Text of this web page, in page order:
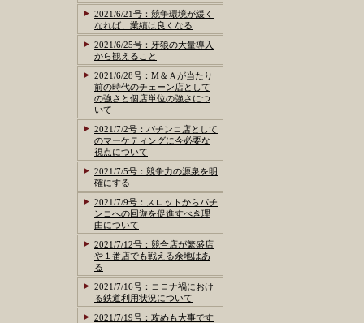
2021/6/21号：競争環境が緩く
なれば、業績は良くなる
2021/6/25号：牙狼の大量導入
から観えること
2021/6/28号：M＆Ａが当たり
前の時代のチェーン店として
の強さと個店単位の強さにつ
いて
2021/7/2号：パチンコ店として
のマーケティングに今必要な
視点について
2021/7/5号：競争力の源泉を明
確にする
2021/7/9号：スロットからパチ
ンコへの回遊を促進すべき理
由について
2021/7/12号：競合店が繁盛店
や１番店でも戦える余地はあ
る
2021/7/16号：コロナ禍におけ
る鉄道利用状況について
2021/7/19号：攻めも大事です